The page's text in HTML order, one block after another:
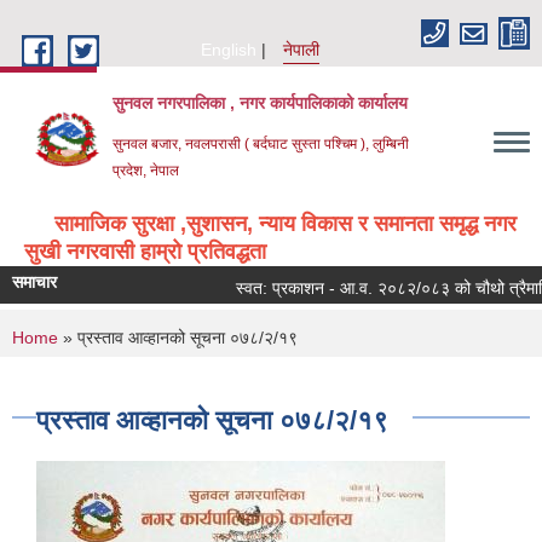
English
नेपाली
सुनवल नगरपालिका , नगर कार्यपालिकाको कार्यालय
सुनवल बजार, नवलपरासी ( बर्दघाट सुस्ता पश्चिम ), लुम्बिनी
प्रदेश, नेपाल
सामाजिक सुरक्षा ,सुशासन, न्याय विकास र समानता समृद्ध नगर
सुखी नगरवासी हाम्रो प्रतिवद्धता
समाचार स्वत: प्रकाशन - आ.व. २०८२/०८३ को चौथो त्रैमासिक
You are here
Home » प्रस्ताव आव्हानको सूचना ०७८/२/१९
प्रस्ताव आव्हानको सूचना ०७८/२/१९